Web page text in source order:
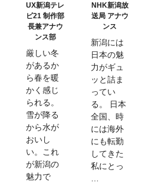
UX新潟テレ
ビ21 制作部
長兼アナウ
ンス部
厳しい冬
があるか
ら春を暖
かく感じ
られる。
雪が降る
から水が
おいし
い。これ
が新潟の
魅力で
NHK新潟放
送局 アナウ
ンス
新潟には
日本の魅
力がギュ
ッと詰ま
ってい
る。 日本
全国、時
には海外
にも転勤
してきた
私にとっ